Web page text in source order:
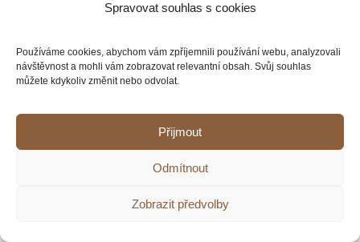
Spravovat souhlas s cookies
Používáme cookies, abychom vám zpříjemnili používání webu, analyzovali
návštěvnost a mohli vám zobrazovat relevantní obsah. Svůj souhlas
můžete kdykoliv změnit nebo odvolat.
Přijmout
Odmítnout
Zobrazit předvolby
Vzdělávací akcí on-line se rozumí kurz /
webovém rozhraní prodávajícího nejčastěji
s přístupem pro kupujícího přes osobní heslo /
12 měsíců od uhrazení kupní ceny.
E-bookem (E-knihou)se rozumí textový
soubor ve formátu pdf
který se nedodává na hmotném nosiči.